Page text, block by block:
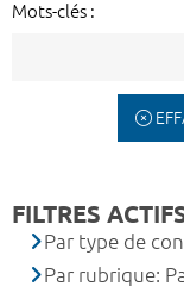
Mots-clés :
FILTRES
Par type de
Par rubrique: